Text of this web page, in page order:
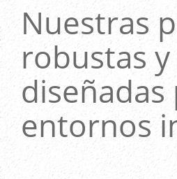
Nuestras
robustas
entornos